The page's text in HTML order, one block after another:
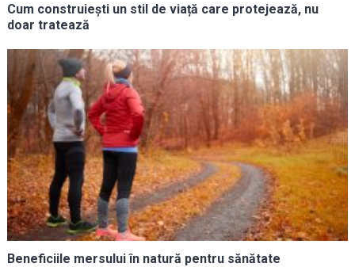
Cum construiești un stil de viață care protejează, nu
doar tratează
Beneficiile mersului în natură pentru sănătate